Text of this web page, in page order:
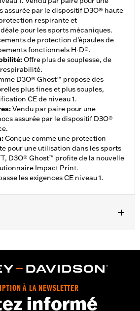
assurée par le dispositif D3O® haute
respirante et
pour les sports mécaniques.
de protection d’épaules de
fonctionnels H-D®.
:Offre plus de souplesse, de
D3O® Ghost™ propose des
plus fines et plus souples,
CE de niveau 1.
:Vendu par paire pour une
assurée par le dispositif D3O®
:Conçue comme une protection
pour une utilisation dans les sports
D3O® Ghost™ profite de la nouvelle
Impact Print.
les exigences CE niveau 1.
Respirable
À LA NEWSLETTER
informé